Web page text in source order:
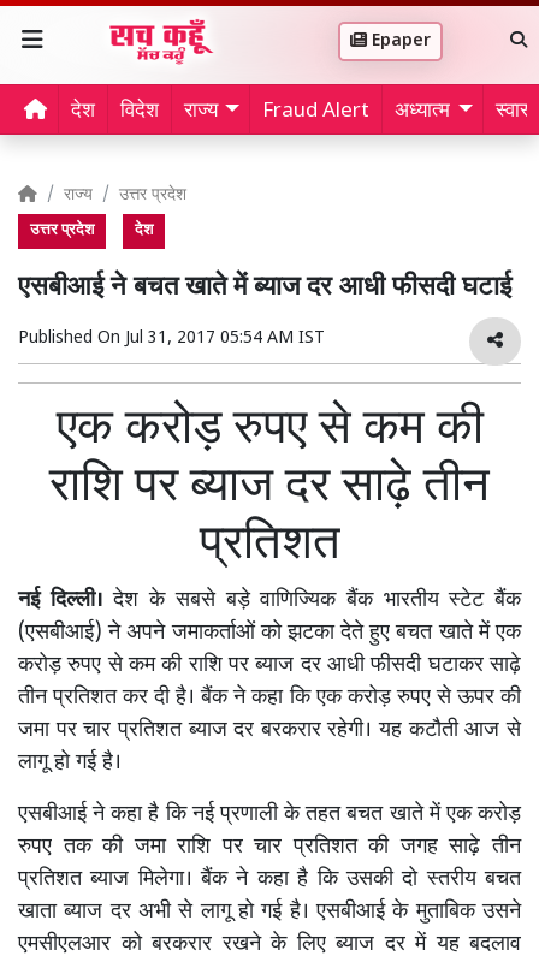
Epaper
देश विदेश राज्य Fraud Alert अध्यात्म
राज्य उत्तर प्रदेश
उत्तर प्रदेश देश
एसबीआई ने बचत खाते में ब्याज दर आधी फीसदी घटाई
Published On Jul 31, 2017 05:54 AM IST
एक करोड़ रुपए से कम की
राशि पर ब्याज दर साढ़े तीन
प्रतिशत
नई दिल्ली। देश के सबसे बड़े वाणिज्यिक बैंक भारतीय स्टेट बैंक
(एसबीआई) ने अपने जमाकर्ताओं को झटका देते हुए बचत खाते में एक
करोड़ रुपए से कम की राशि पर ब्याज दर आधी फीसदी घटाकर साढ़े
तीन प्रतिशत कर दी है। बैंक ने कहा कि एक करोड़ रुपए से ऊपर की
जमा पर चार प्रतिशत ब्याज दर बरकरार रहेगी। यह कटौती आज से
लागू हो गई है।
एसबीआई ने कहा है कि नई प्रणाली के तहत बचत खाते में एक करोड़
रुपए तक की जमा राशि पर चार प्रतिशत की जगह साढ़े तीन
प्रतिशत ब्याज मिलेगा। बैंक ने कहा है कि उसकी दो स्तरीय बचत
खाता ब्याज दर अभी से लागू हो गई है। एसबीआई के मुताबिक उसने
एमसीएलआर को बरकरार रखने के लिए ब्याज दर में यह बदलाव